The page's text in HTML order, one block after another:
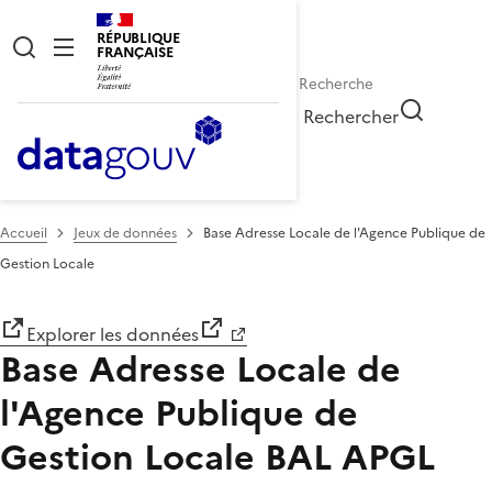
RÉPUBLIQUE
FRANÇAISE
Rechercher
Accueil Jeux de données
Base Adresse Locale de l'Agence Publique de
Gestion Locale
Explorer les données
Base Adresse Locale de
l'Agence Publique de
Gestion Locale BAL APGL